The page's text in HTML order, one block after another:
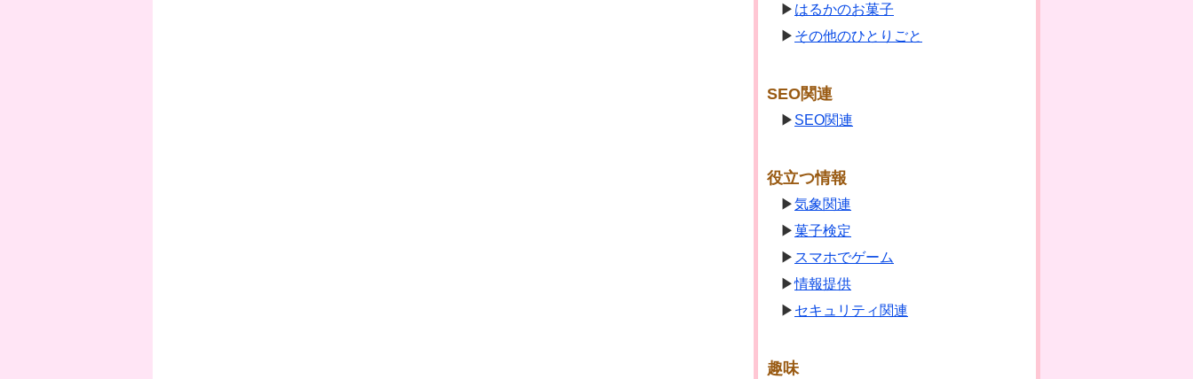
はるかのお菓子
その他のひとりごと
SEO関連
SEO関連
役立つ情報
気象関連
菓子検定
スマホでゲーム
情報提供
セキュリティ関連
趣味